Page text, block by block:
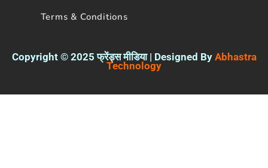
Terms & Conditions
Copyright © 2025 फ्रेंड्स मीडिया | Designed By Abhastra
Technology